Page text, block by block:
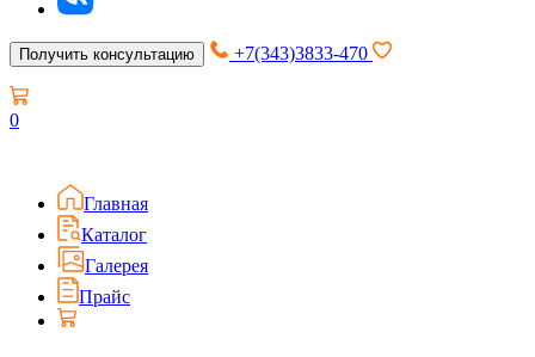
Получить консультацию +7(343)3833-470
0
Главная
Каталог
Галерея
Прайс